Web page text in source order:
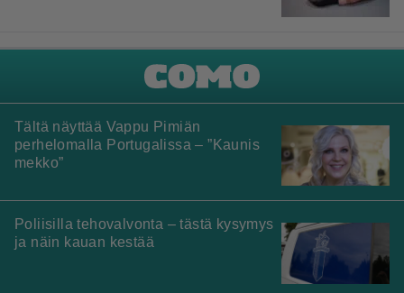
Tältä näyttää Vappu Pimiän
perhelomalla Portugalissa – ”Kaunis
mekko”
Poliisilla tehovalvonta – tästä kysymys
ja näin kauan kestää